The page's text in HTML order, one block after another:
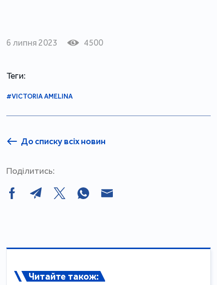
6 липня 2023 4500
Теги:
#VICTORIA AMELINA
До списку всіх новин
Поділитись:
Читайте також: